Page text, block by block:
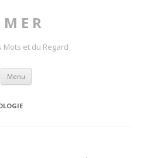
E R
Mots et du Regard
Menu Skip to content